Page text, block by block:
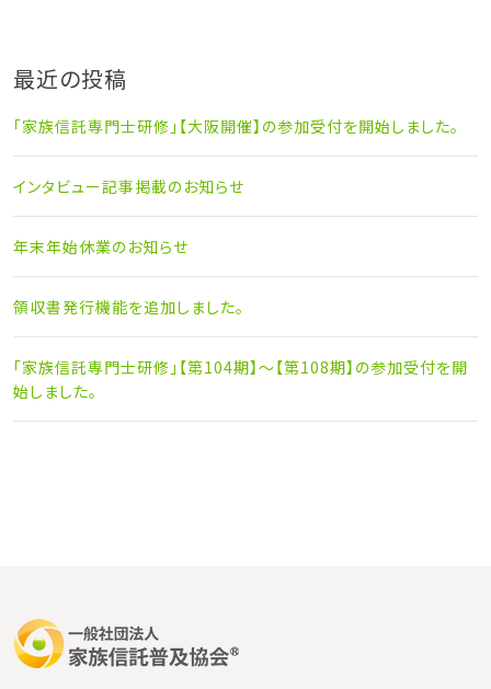
最近の投稿
「家族信託専門士研修」【大阪開催】の参加受付を開始しました。
インタビュー記事掲載のお知らせ
年末年始休業のお知らせ
領収書発行機能を追加しました。
「家族信託専門士研修」【第104期】～【第108期】の参加受付を開
始しました。